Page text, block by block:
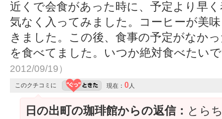
近くで会食があった時に、予定より早
気なく入ってみました。コーヒーが美
きました。この後、食事の予定がなか
を食べてました。いつか絶対食べたい
2012/09/19）
このクチコミに 現在： 0人
日の出町の珈琲館からの返信： とら